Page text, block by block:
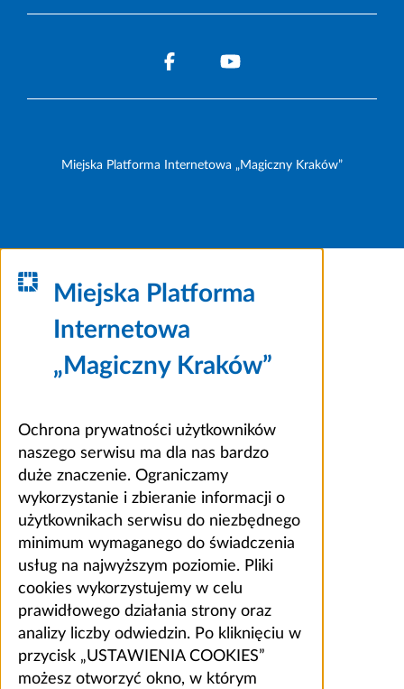
Miejska Platforma Internetowa „Magiczny Kraków”
Miejska Platforma
Internetowa
„Magiczny Kraków”
Ochrona prywatności użytkowników
naszego serwisu ma dla nas bardzo
duże znaczenie. Ograniczamy
wykorzystanie i zbieranie informacji o
użytkownikach serwisu do niezbędnego
minimum wymaganego do świadczenia
usług na najwyższym poziomie. Pliki
cookies wykorzystujemy w celu
prawidłowego działania strony oraz
analizy liczby odwiedzin. Po kliknięciu w
przycisk „USTAWIENIA COOKIES”
możesz otworzyć okno, w którym